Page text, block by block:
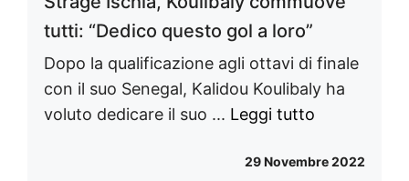
tutti: “Dedico questo gol a loro”
Dopo la qualificazione agli ottavi di finale
con il suo Senegal, Kalidou Koulibaly ha
voluto dedicare il suo ... Leggi tutto
29 Novembre 2022